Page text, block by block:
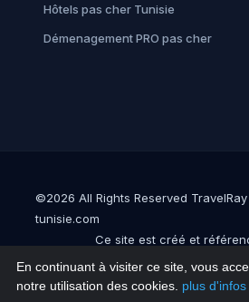
Hôtels pas cher Tunisie
Démenagement PRO pas cher
©2026 All Rights Reserved
tunisie.com
Ce site est créé et
En continuant à visiter ce site, vous
notre utilisation des cookies. plus d'infos